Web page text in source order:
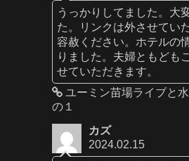
うっかりしてました。大
た。リンクは外させてい
容赦ください。ホテルの
りました。夫婦ともども
せていただきます。
ユーミン苗場ライブと
の１
カズ
2024.02.15